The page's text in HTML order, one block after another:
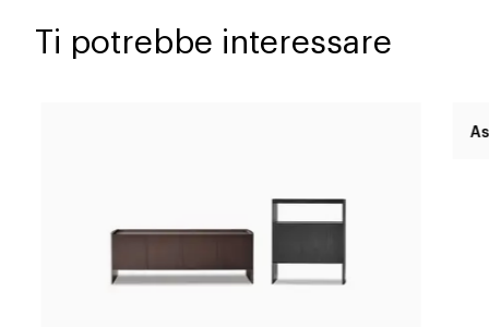
Ti potrebbe interessare